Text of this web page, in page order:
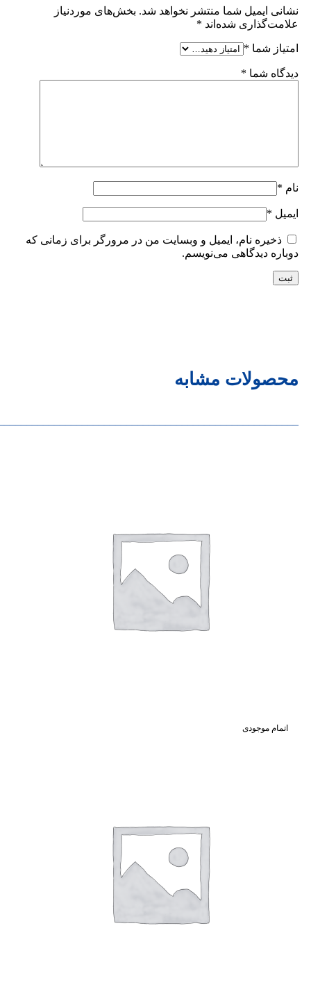
نشانی ایمیل شما منتشر نخواهد شد. بخش‌های موردنیاز
علامت‌گذاری شده‌اند *
امتیاز شما *
دیدگاه شما *
نام *
ایمیل *
ذخیره نام، ایمیل و وبسایت من در مرورگر برای زمانی که
دوباره دیدگاهی می‌نویسم.
محصولات مشابه
اتمام موجودی